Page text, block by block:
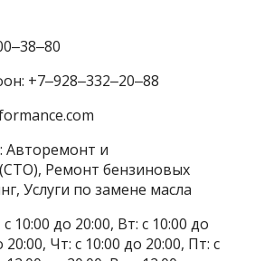
+7‒928‒332‒20‒88
Авторемонт и
Ремонт бензиновых
Услуги по замене масла
10:00 до 20:00, Вт: с 10:00 до
20:00, Чт: с 10:00 до 20:00, Пт: с